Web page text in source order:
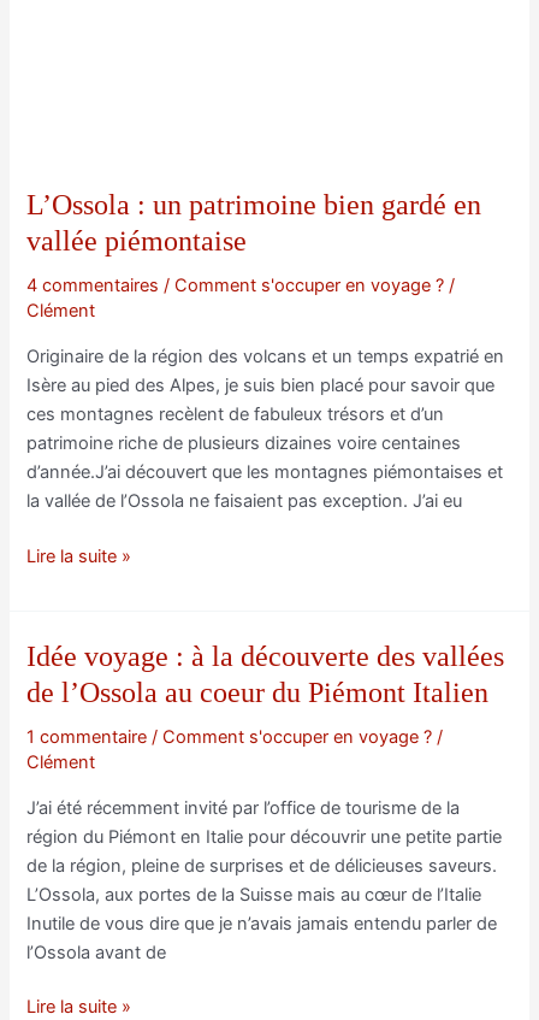
L’Ossola : un patrimoine bien gardé en
vallée piémontaise
4 commentaires /Comment s'occuper en voyage ? /
Clément
Originaire de la région des volcans et un temps expatrié en
Isère au pied des Alpes, je suis bien placé pour savoir que
ces montagnes recèlent de fabuleux trésors et d’un
patrimoine riche de plusieurs dizaines voire centaines
d’année.J’ai découvert que les montagnes piémontaises et
la vallée de l’Ossola ne faisaient pas exception. J’ai eu
L’Ossola
patrimoine
bien
gardé
en
vallée
Lire la suite »
Idée voyage : à la découverte des vallées
de l’Ossola au coeur du Piémont Italien
1 commentaire /Comment s'occuper en voyage ? /
Clément
J’ai été récemment invité par l’office de tourisme de la
région du Piémont en Italie pour découvrir une petite partie
de la région, pleine de surprises et de délicieuses saveurs.
L’Ossola, aux portes de la Suisse mais au cœur de l’Italie
Inutile de vous dire que je n’avais jamais entendu parler de
l’Ossola avant de
Idée
Lire la suite »